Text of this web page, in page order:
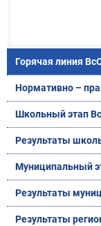
Горячая линия
Нормативно –
Школьный этап
Результаты
Муниципальный
Результаты
Результаты